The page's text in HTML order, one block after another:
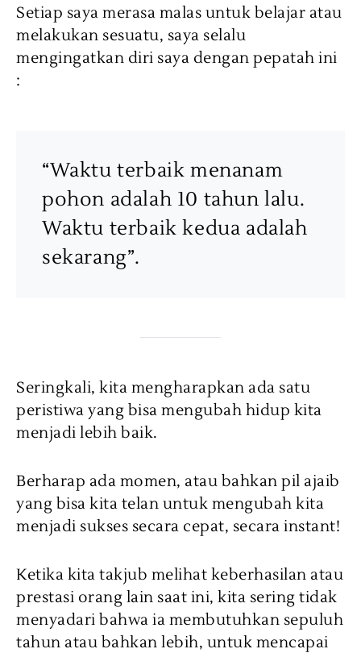
Setiap saya merasa malas untuk belajar atau
melakukan sesuatu, saya selalu
mengingatkan diri saya dengan pepatah ini
:
“Waktu terbaik menanam
pohon adalah 10 tahun lalu.
Waktu terbaik kedua adalah
sekarang”.
Seringkali, kita mengharapkan ada satu
peristiwa yang bisa mengubah hidup kita
menjadi lebih baik.
Berharap ada momen, atau bahkan pil ajaib
yang bisa kita telan untuk mengubah kita
menjadi sukses secara cepat, secara instant!
Ketika kita takjub melihat keberhasilan atau
prestasi orang lain saat ini, kita sering tidak
menyadari bahwa ia membutuhkan sepuluh
tahun atau bahkan lebih, untuk mencapai